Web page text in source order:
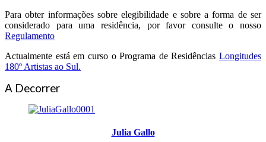
Para obter informações sobre elegibilidade e sobre a forma de ser
considerado para uma residência, por favor consulte o nosso
Regulamento
Actualmente está em curso o Programa de Residências Longitudes
180º Artistas ao Sul.
A Decorrer
Julia Gallo